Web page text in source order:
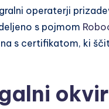
operaterji
s pojmom
s certifikatom, ki